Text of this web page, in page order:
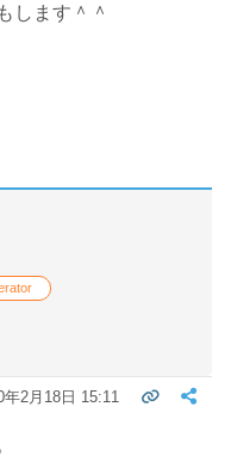
します＾＾
年2月18日 15:11